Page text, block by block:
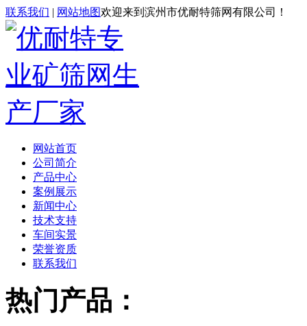
联系我们 | 网站地图欢迎来到滨州市优耐特筛网有限公司！
网站首页
公司简介
产品中心
案例展示
新闻中心
技术支持
车间实景
荣誉资质
联系我们
热门产品：